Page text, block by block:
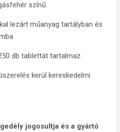
színű.
lezárt műanyag tartályban és
db tablettát tartalmaz.
kerül kereskedelmi
jogosultja és a gyártó